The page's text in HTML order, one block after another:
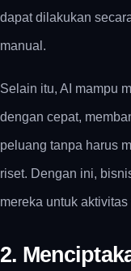
dapat dilakukan
manual.
Selain itu, AI mampu
dengan cepat,
peluang tanpa harus
riset. Dengan ini,
mereka untuk
2.